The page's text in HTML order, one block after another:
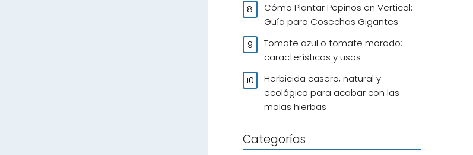
Cómo Plantar Pepinos en Vertical:
Guía para Cosechas Gigantes
Tomate azul o tomate morado:
características y usos
Herbicida casero, natural y
ecológico para acabar con las
malas hierbas
Categorías